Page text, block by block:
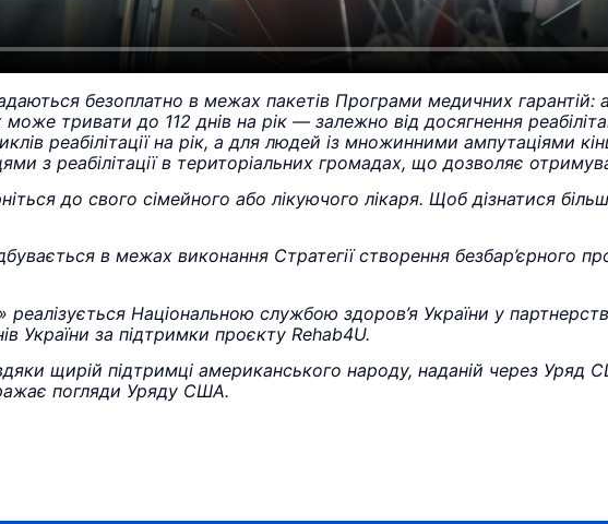
надаються безоплатно в межах пакетів Програми медичних
може тривати до 112 днів на рік — залежно від досягнення
реабілітації на рік, а для людей із множинними ампутаціями
з реабілітації в територіальних громадах, що дозволяє
до свого сімейного або лікуючого лікаря. Щоб дізнатися
в межах виконання Стратегії створення безбар’єрного
реалізується Національною службою здоров’я України у
України за підтримки проєкту Rehab4U.
щирій підтримці американського народу, наданій через Уряд
погляди Уряду США.